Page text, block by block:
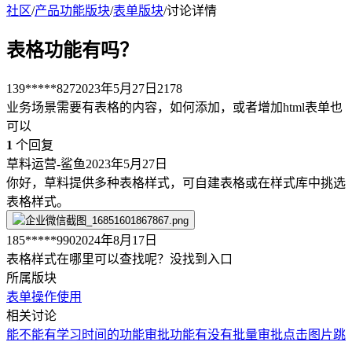
社区/产品功能版块/表单版块/讨论详情
表格功能有吗？
139*****8272023年5月27日 2178
业务场景需要有表格的内容，如何添加，或者增加html表单也
可以
1 个回复
草料运营-鲨鱼2023年5月27日
你好，草料提供多种表格样式，可自建表格或在样式库中挑选
表格样式。
185*****9902024年8月17日
表格样式在哪里可以查找呢？没找到入口
所属版块
表单操作使用
相关讨论
能不能有学习时间的功能审批功能有没有批量审批点击图片跳